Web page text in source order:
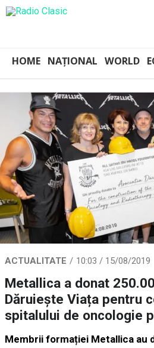
HOME NAȚIONAL WORLD
ACTUALITATE 10:03 / 15/08/2019
Metallica a donat
Dăruiește Viața pentru
spitalului de oncologie
Membrii formației Metallica au